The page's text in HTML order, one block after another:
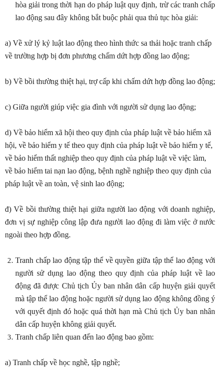
hòa giải trong thời hạn do pháp luật quy định, trừ các tranh chấp
lao động sau đây không bắt buộc phải qua thủ tục hòa giải:
a) Về xử lý kỷ luật lao động theo hình thức sa thải hoặc tranh chấp
về trường hợp bị đơn phương chấm dứt hợp đồng lao động;
b) Về bồi thường thiệt hại, trợ cấp khi chấm dứt hợp đồng lao động;
c) Giữa người giúp việc gia đình với người sử dụng lao động;
d) Về bảo hiểm xã hội theo quy định của pháp luật về bảo hiểm xã
hội, về bảo hiểm y tế theo quy định của pháp luật về bảo hiểm y tế,
về bảo hiểm thất nghiệp theo quy định của pháp luật về việc làm,
về bảo hiểm tai nạn lao động, bệnh nghề nghiệp theo quy định của
pháp luật về an toàn, vệ sinh lao động;
đ) Về bồi thường thiệt hại giữa người lao động với doanh nghiệp,
đơn vị sự nghiệp công lập đưa người lao động đi làm việc ở nước
ngoài theo hợp đồng.
Tranh chấp lao động tập thể về quyền giữa tập thể lao động với
người sử dụng lao động theo quy định của pháp luật về lao
động đã được Chủ tịch Ủy ban nhân dân cấp huyện giải quyết
mà tập thể lao động hoặc người sử dụng lao động không đồng ý
với quyết định đó hoặc quá thời hạn mà Chủ tịch Ủy ban nhân
dân cấp huyện không giải quyết.
Tranh chấp liên quan đến lao động bao gồm:
a) Tranh chấp về học nghề, tập nghề;